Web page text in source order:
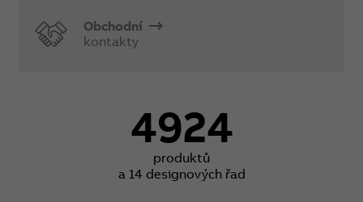
Obchodní
kontakty
4924
produktů
a 14 designových řad